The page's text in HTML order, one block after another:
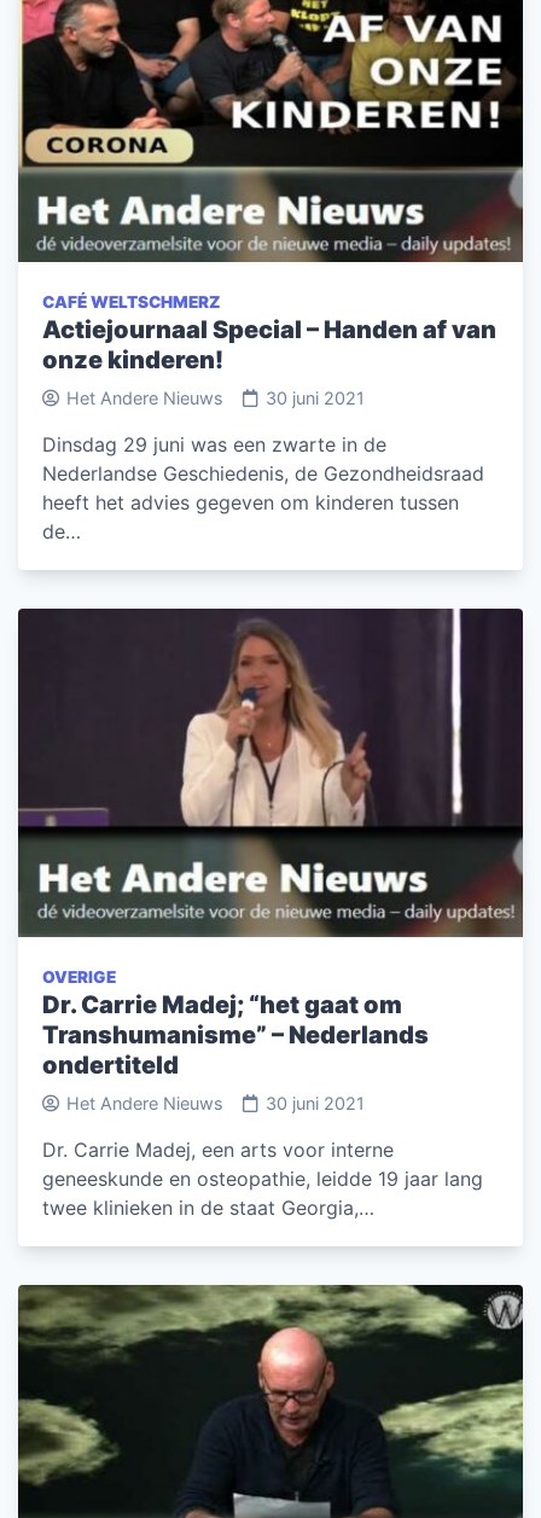
CAFÉ WELTSCHMERZ
Actiejournaal Special – Handen af van
onze kinderen!
Het Andere Nieuws 30 juni 2021
Dinsdag 29 juni was een zwarte in de
Nederlandse Geschiedenis, de Gezondheidsraad
heeft het advies gegeven om kinderen tussen
de…
OVERIGE
Dr. Carrie Madej; “het gaat om
Transhumanisme” – Nederlands
ondertiteld
Het Andere Nieuws 30 juni 2021
Dr. Carrie Madej, een arts voor interne
geneeskunde en osteopathie, leidde 19 jaar lang
twee klinieken in de staat Georgia,…